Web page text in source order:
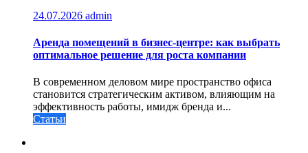
24.07.2026 admin
Аренда помещений в бизнес‑центре: как выбрать
оптимальное решение для роста компании
В современном деловом мире пространство офиса
становится стратегическим активом, влияющим на
эффективность работы, имидж бренда и...
Статьи